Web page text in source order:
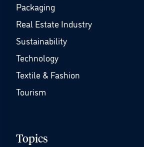
Packaging
Real Estate Industry
Sustainability
Technology
Textile & Fashion
Tourism
Topics